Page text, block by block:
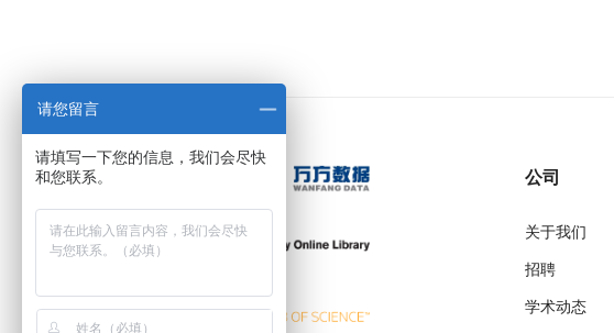
公司
关于我们
招聘
学术动态
请您留言
请填写一下您的信息，我们会尽快
和您联系。